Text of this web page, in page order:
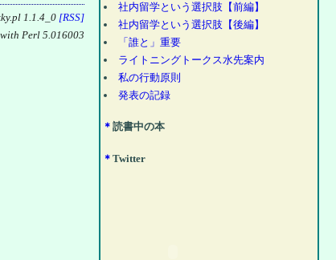
1.1.4_0 [RSS]
Perl 5.016003
社内留学という選択肢【前編】
社内留学という選択肢【後編】
「誰と」重要
ライトニングトークス水先案内
私の行動原則
発表の記録
＊読書中の本
＊Twitter